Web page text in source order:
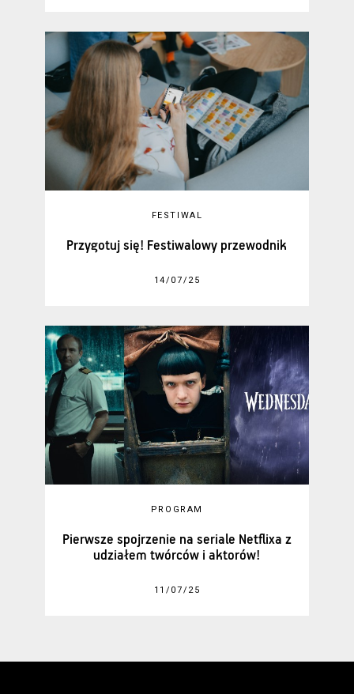
FESTIWAL
Przygotuj się! Festiwalowy przewodnik
14/07/25
PROGRAM
Pierwsze spojrzenie na seriale Netflixa z
udziałem twórców i aktorów!
11/07/25